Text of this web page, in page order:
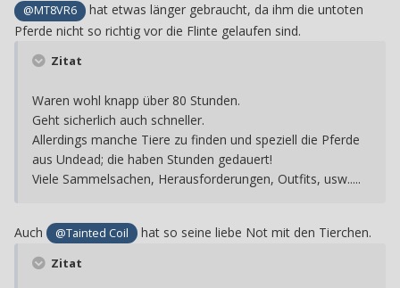
@MT8VR6
hat etwas länger gebraucht, da ihm die untoten
Pferde nicht so richtig vor die Flinte gelaufen sind.
Zitat
Waren wohl knapp über 80 Stunden.
Geht sicherlich auch schneller.
Allerdings manche Tiere zu finden und speziell die Pferde
aus Undead; die haben Stunden gedauert!
Viele Sammelsachen, Herausforderungen, Outfits, usw.....
Auch @Tainted Coil hat so seine liebe Not mit den Tierchen.
Zitat